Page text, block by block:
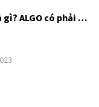
ALGO có phải là
giữ dài hạn?